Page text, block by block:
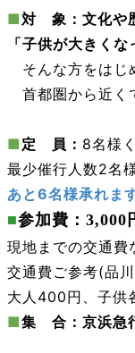
■対 象：文化や
「子供が大きく
そんな方をはじ
首都圏から近く
■ 定 員： 8名様
最少催行人数2名様
あと6名様承れま
■参加費：3,000
現地までの交通費
交通費ご参考(品
大人400円、子供
■集 合：京浜急